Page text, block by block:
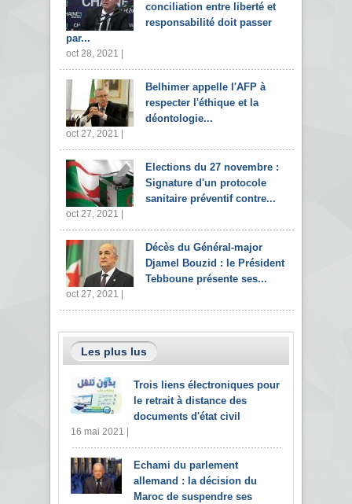
conciliation entre liberté et
responsabilité doit passer
par...
oct 28, 2021 |
Belhimer appelle l'AFP à
respecter l'éthique et la
déontologie...
oct 27, 2021 |
Elections du 27 novembre :
Signature d'un protocole
sanitaire préventif contre...
oct 27, 2021 |
Décès du Général-major
Djamel Bouzid : le Président
Tebboune présente ses...
oct 27, 2021 |
Les plus lus
Trois liens électroniques pour
le retrait à distance des
documents d'état civil
16 mai 2021 |
Echami du parlement
allemand : la décision du
Maroc de suspendre ses